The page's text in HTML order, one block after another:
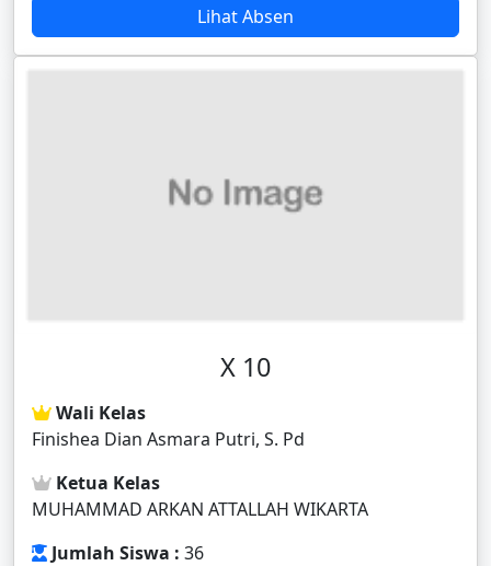
Lihat Absen
X 10
Wali Kelas
Finishea Dian Asmara Putri, S. Pd
Ketua Kelas
MUHAMMAD ARKAN ATTALLAH WIKARTA
Jumlah Siswa : 36